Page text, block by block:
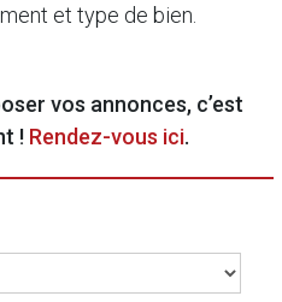
et type de bien.
vos annonces, c’est
! Rendez-vous ici.